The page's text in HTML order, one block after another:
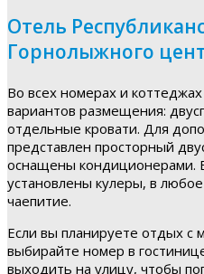
Отель
Горнолыжного
Во всех номерах и
вариантов размещения:
отдельные кровати. Для
представлен просторный
оснащены кондиционерами.
установлены кулеры, в
чаепитие.
Если вы планируете отдых с
выбирайте номер в
выходить на улицу, чтобы